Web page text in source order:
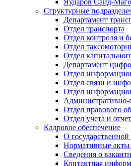
Структурные
Департамент
Отдел транспорта
Отдел контроля и
Отдел
Отдел
Департамент
Отдел
Отдел связи и
Отдел
Административно-
Отдел правового
Отдел учета и
Кадровое обеспечение
О
Нормативные акты
Сведения о
Контактная